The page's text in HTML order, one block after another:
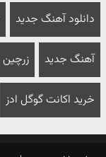
دانلود آهنگ جدید
آهنگ جدید زرچین
خرید اکانت گوگل ادز